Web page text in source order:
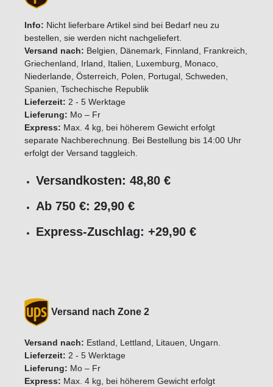
Info: Nicht lieferbare Artikel sind bei Bedarf neu zu
bestellen, sie werden nicht nachgeliefert.
Versand nach: Belgien, Dänemark, Finnland, Frankreich,
Griechenland, Irland, Italien, Luxemburg, Monaco,
Niederlande, Österreich, Polen, Portugal, Schweden,
Spanien, Tschechische Republik
Lieferzeit: 2 - 5 Werktage
Lieferung: Mo – Fr
Express: Max. 4 kg, bei höherem Gewicht erfolgt
separate Nachberechnung. Bei Bestellung bis 14:00 Uhr
erfolgt der Versand taggleich.
Versandkosten: 48,80 €
Ab 750 €: 29,90 €
Express-Zuschlag: +29,90 €
Versand nach Zone 2
Versand nach: Estland, Lettland, Litauen, Ungarn.
Lieferzeit: 2 - 5 Werktage
Lieferung: Mo – Fr
Express: Max. 4 kg, bei höherem Gewicht erfolgt